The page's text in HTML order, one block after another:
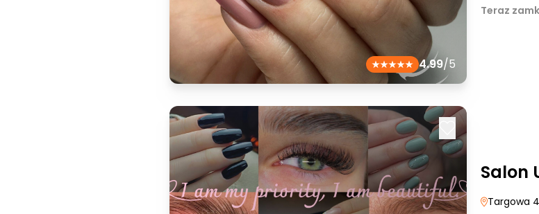
4.99/5
Teraz
Salon
Targowa